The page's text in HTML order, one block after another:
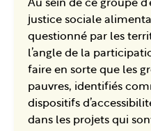
Au sein de ce groupe
justice sociale
questionné par les
l’angle de la
faire en sorte que les
pauvres, identifiés
dispositifs
dans les projets qui